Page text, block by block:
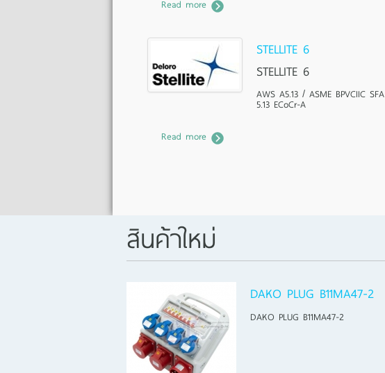
Read more
STELLITE 6
STELLITE 6
AWS A5.13 / ASME BPVCIIC SFA
5.13 ECoCr-A
Read more
สินค้าใหม่
DAKO PLUG B11MA47-2
DAKO PLUG B11MA47-2